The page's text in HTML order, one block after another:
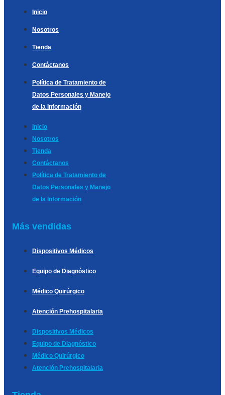
Inicio
Nosotros
Tienda
Contáctanos
Política de Tratamiento de
Datos Personales y Manejo
de la Información
Inicio
Nosotros
Tienda
Contáctanos
Política de Tratamiento de
Datos Personales y Manejo
de la Información
Más vendidas
Dispositivos Médicos
Equipo de Diagnóstico
Médico Quirúrgico
Atención Prehospitalaria
Dispositivos Médicos
Equipo de Diagnóstico
Médico Quirúrgico
Atención Prehospitalaria